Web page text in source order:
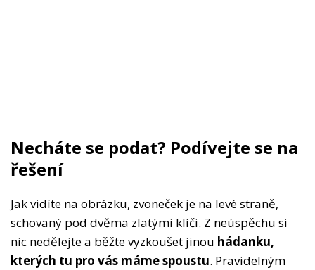
Necháte se podat? Podívejte se na
řešení
Jak vidíte na obrázku, zvoneček je na levé straně,
schovaný pod dvěma zlatými klíči. Z neúspěchu si
nic nedělejte a běžte vyzkoušet jinou hádanku,
kterých tu pro vás máme spoustu. Pravidelným